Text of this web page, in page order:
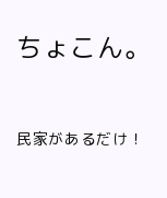
ちょこん。
民家があるだけ！